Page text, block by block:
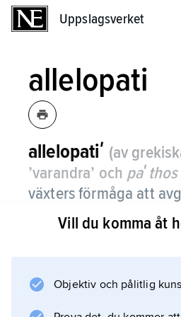
Uppslagsverket
allelopati
allelopatiʹ (av
’varandra’ och paʹthos
växters förmåga att
hindrar andra växters
annat sätt påverkar
andra växters etablering.
Vill du komma åt
Objektiv och pålitlig